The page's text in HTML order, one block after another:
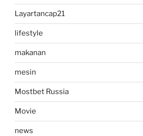
Layartancap21
lifestyle
makanan
mesin
Mostbet Russia
Movie
news